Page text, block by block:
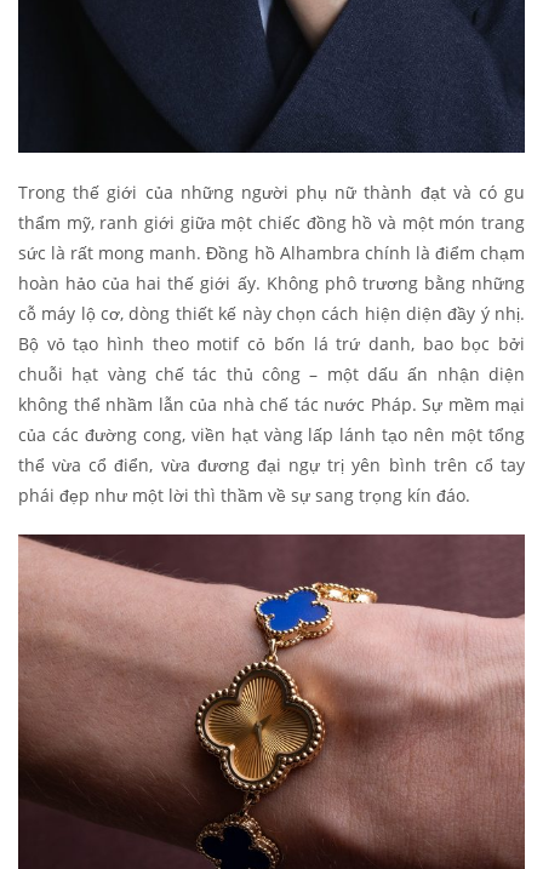
Trong thế giới của những người phụ nữ thành đạt và có gu
thẩm mỹ, ranh giới giữa một chiếc đồng hồ và một món trang
sức là rất mong manh. Đồng hồ Alhambra chính là điểm chạm
hoàn hảo của hai thế giới ấy. Không phô trương bằng những
cỗ máy lộ cơ, dòng thiết kế này chọn cách hiện diện đầy ý nhị.
Bộ vỏ tạo hình theo motif cỏ bốn lá trứ danh, bao bọc bởi
chuỗi hạt vàng chế tác thủ công – một dấu ấn nhận diện
không thể nhầm lẫn của nhà chế tác nước Pháp. Sự mềm mại
của các đường cong, viền hạt vàng lấp lánh tạo nên một tổng
thể vừa cổ điển, vừa đương đại ngự trị yên bình trên cổ tay
phái đẹp như một lời thì thầm về sự sang trọng kín đáo.